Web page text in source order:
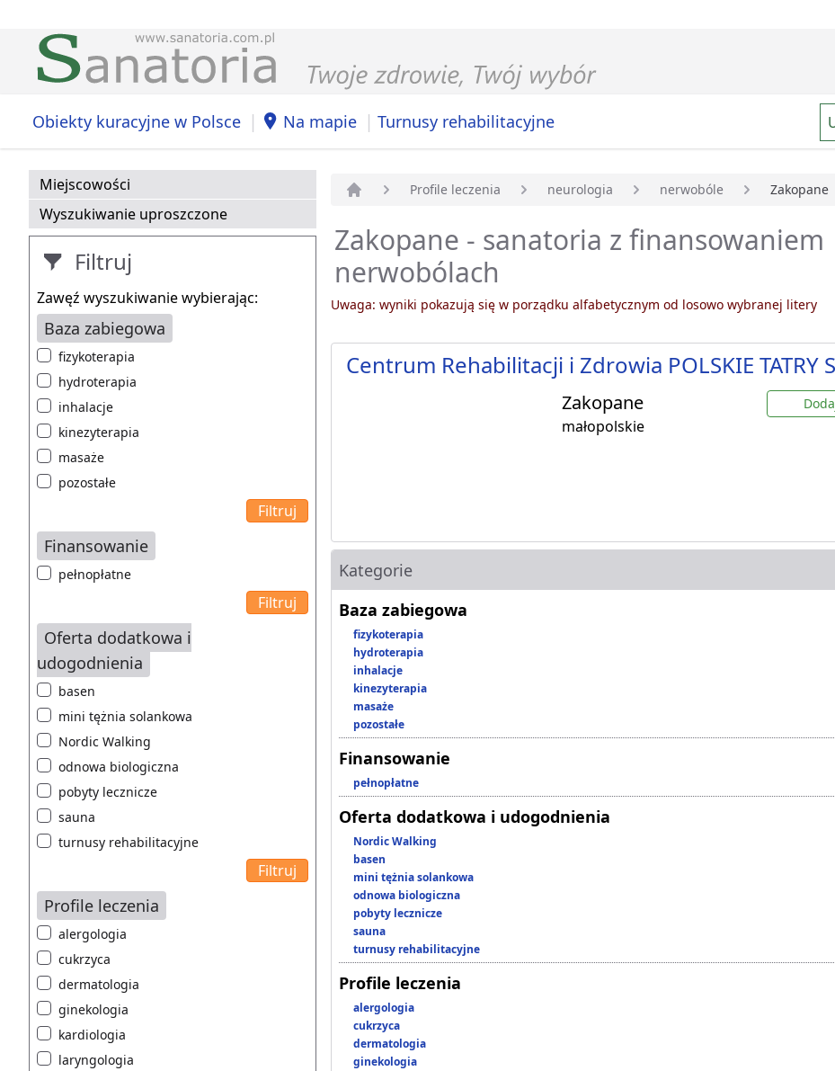
Obiekty kuracyjne w Polsce | Na mapie | Turnusy rehabilitacyjne
Miejscowości
Wyszukiwanie uproszczone
Filtruj
Zawęź wyszukiwanie wybierając:
Baza zabiegowa
fizykoterapia
hydroterapia
inhalacje
kinezyterapia
masaże
pozostałe
Finansowanie
pełnopłatne
Oferta dodatkowa i
udogodnienia
basen
mini tężnia solankowa
Nordic Walking
odnowa biologiczna
pobyty lecznicze
sauna
turnusy rehabilitacyjne
Profile leczenia
alergologia
cukrzyca
dermatologia
ginekologia
kardiologia
laryngologia
Profile leczenia neurologia nerwobóle Zakopane
Zakopane - sanatoria z finansowaniem
nerwobólach
Uwaga: wyniki pokazują się w porządku alfabetycznym od losowo wybranej litery
Centrum Rehabilitacji i Zdrowia POLSKIE TATRY
Zakopane
małopolskie
Kategorie
Baza zabiegowa
fizykoterapia
hydroterapia
inhalacje
kinezyterapia
masaże
pozostałe
Finansowanie
pełnopłatne
Oferta dodatkowa i udogodnienia
Nordic Walking
basen
mini tężnia solankowa
odnowa biologiczna
pobyty lecznicze
sauna
turnusy rehabilitacyjne
Profile leczenia
alergologia
cukrzyca
dermatologia
ginekologia